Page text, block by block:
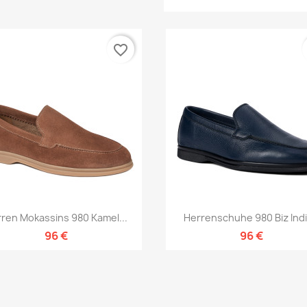
Vorschau
Mokassins 980 Kamel...
96 €
favorite_border
Vorschau
Herrenschuhe 980 Biz
96 €